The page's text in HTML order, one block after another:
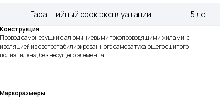
Гарантийный срок эксплуатации 5 лет
Конструкция
Провод самонесущий с алюминиевыми токопроводящими жилами, с
изоляцией из светостабилизированного самозатухающего сшитого
полиэтилена, без несущего элемента.
Маркоразмеры